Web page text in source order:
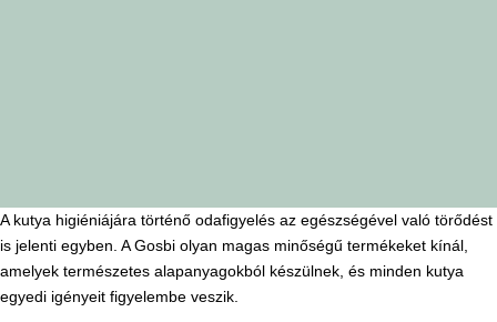
A kutya higiéniájára történő odafigyelés az egészségével való törődést
is jelenti egyben. A Gosbi olyan magas minőségű termékeket kínál,
amelyek természetes alapanyagokból készülnek, és minden kutya
egyedi igényeit figyelembe veszik.